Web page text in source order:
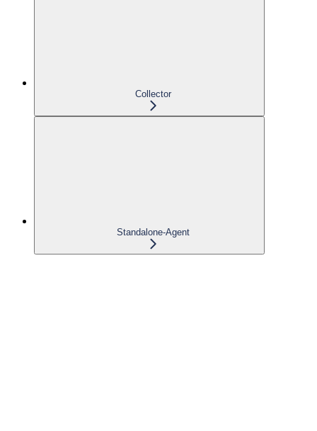
Collector
Standalone-Agent